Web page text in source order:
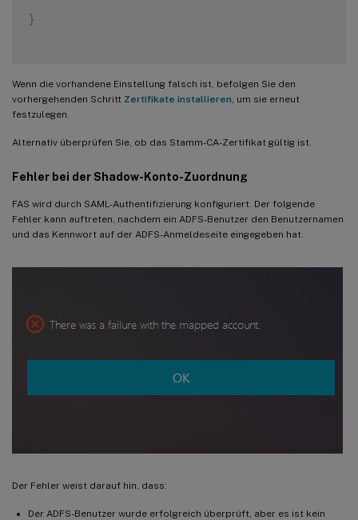
}
Wenn die vorhandene Einstellung falsch ist, befolgen Sie den
vorhergehenden Schritt Zertifikate installieren , um sie erneut
festzulegen.
Alternativ überprüfen Sie, ob das Stamm-CA-Zertifikat gültig ist.
Fehler bei der Shadow-Konto-Zuordnung
FAS wird durch SAML-Authentifizierung konfiguriert. Der folgende
Fehler kann auftreten, nachdem ein ADFS-Benutzer den Benutzernamen
und das Kennwort auf der ADFS-Anmeldeseite eingegeben hat.
Der Fehler weist darauf hin, dass:
Der ADFS-Benutzer wurde erfolgreich überprüft, aber es ist kein